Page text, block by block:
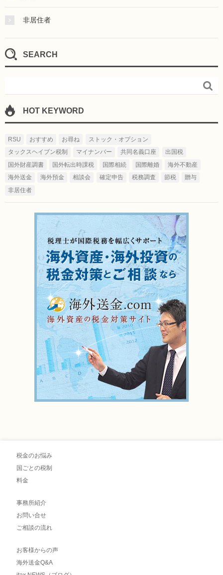
非居住者
SEARCH

HOT KEYWORD
RSU おすすめ お尋ね
ストック・オプション
タックスヘイブン税制
マイナンバー 共同名義口座
出国税
国外財産調書
国外転出時課税 国際相続 国際離婚
海外不動産
海外送金
海外預金 相談会 確定申告 税務調査 節税
贈与
非居住者
税金のお悩み
国ごとの税制
料金
事務所紹介
お問い合せ
ご相談の流れ
お客様からの声
海外送金Q&A